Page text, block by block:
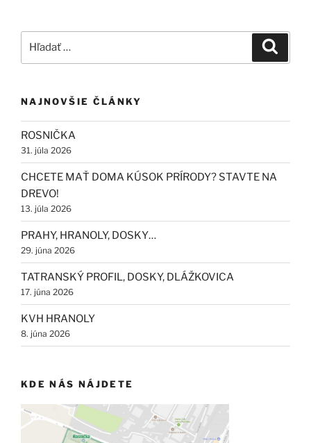
NAJNOVŠIE ČLÁNKY
ROSNIČKA
31. júla 2026
CHCETE MAŤ DOMA KÚSOK PRÍRODY? STAVTE NA
DREVO!
13. júla 2026
PRAHY, HRANOLY, DOSKY…
29. júna 2026
TATRANSKÝ PROFIL, DOSKY, DLÁŽKOVICA
17. júna 2026
KVH HRANOLY
8. júna 2026
KDE NÁS NÁJDETE